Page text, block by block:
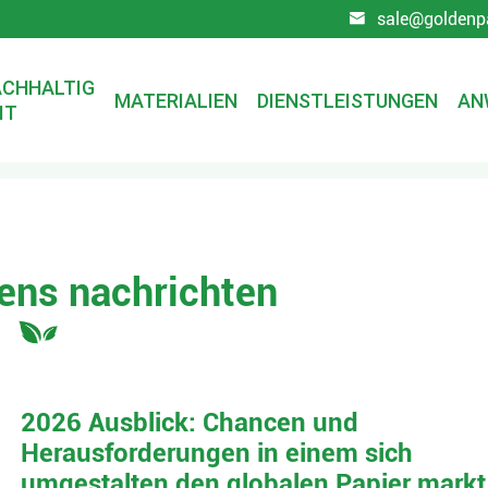

MATERIALIEN DIENSTLEISTUNGEN
nachrichten
2026 Ausblick: Chancen und
Herausforderungen in einem sich